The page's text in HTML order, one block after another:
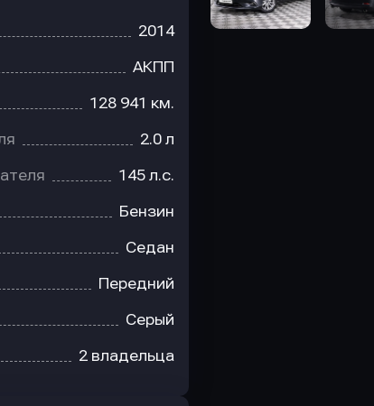
2014
АКПП
128 941 км.
2.0 л
145 л.с.
Бензин
Седан
Передний
Серый
2 владельца